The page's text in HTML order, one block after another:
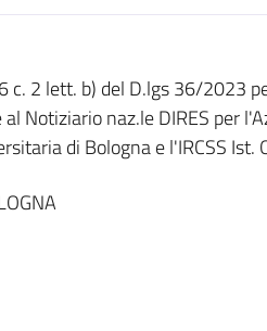
c. 2 lett. b) del D.lgs 36/2023
Notiziario naz.le DIRES per
di Bologna e l'IRCSS Ist.